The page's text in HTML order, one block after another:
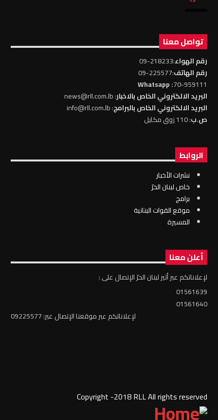
تواصل معنا
رقم الهواء:218233-09
رقم الهاتف:225577-09
70-959111
: Whatsapp
البريد الالكتروني الخاص بالاخبار: news@rll.com.lb
البريد الالكتروني الخاص بالبرامج: info@rll.com.lb
ص.ب: 110 زوق مكايل
الروابط
نشرات الأخبار
خاص لبنان الحرّ
برامج
موقع القوات البنانية
المسيرة
أعلن معنا
لإعلاناتكم عبر أثير لبنان الحرّ الإتصال على :
01561639
01561640
لإعلاناتكم عبر موقعنا الإتصال عبر: 09225577
Copyright -2018 RLL All rights reserved